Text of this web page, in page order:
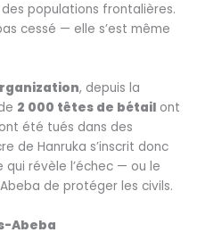
populations frontalières.
cessé — elle s’est même
, depuis la
2 000 têtes de bétail ont
ont été tués dans des
de Hanruka s’inscrit donc
révèle l’échec — ou le
de protéger les civils.
Abeba